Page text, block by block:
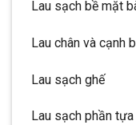
Lau sạch bề mặt
Lau chân và cạnh
Lau sạch ghế
Lau sạch phần